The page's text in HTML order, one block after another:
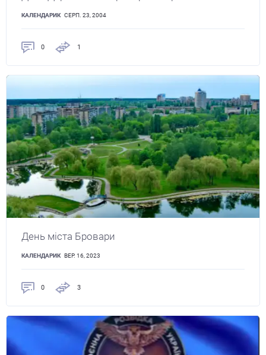
КАЛЕНДАРИК СЕРП. 23, 2004
0 1
День міста Бровари
КАЛЕНДАРИК ВЕР. 16, 2023
0 3